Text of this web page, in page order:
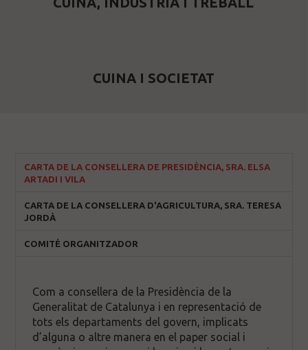
CUINA I SOCIETAT
CARTA DE LA CONSELLERA DE PRESIDÈNCIA, SRA. ELSA
ARTADI I VILA
CARTA DE LA CONSELLERA D'AGRICULTURA, SRA. TERESA
JORDÀ
COMITÉ ORGANITZADOR
Com a consellera de la Presidència de la
Generalitat de Catalunya i en representació de
tots els departaments del govern, implicats
d’alguna o altre manera en el paper social i